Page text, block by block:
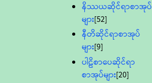
နိဿယဆိုင်ရာစာအုပ်
များ[52]
နီတိဆိုင်ရာစာအုပ်
များ[9]
ပါဠိစာပေဆိုင်ရာ
စာအုပ်များ[20]